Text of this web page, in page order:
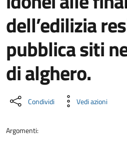
dell’edilizia
pubblica siti
di alghero.
Dettaglio del documento
Condividi Vedi azioni
Argomenti: